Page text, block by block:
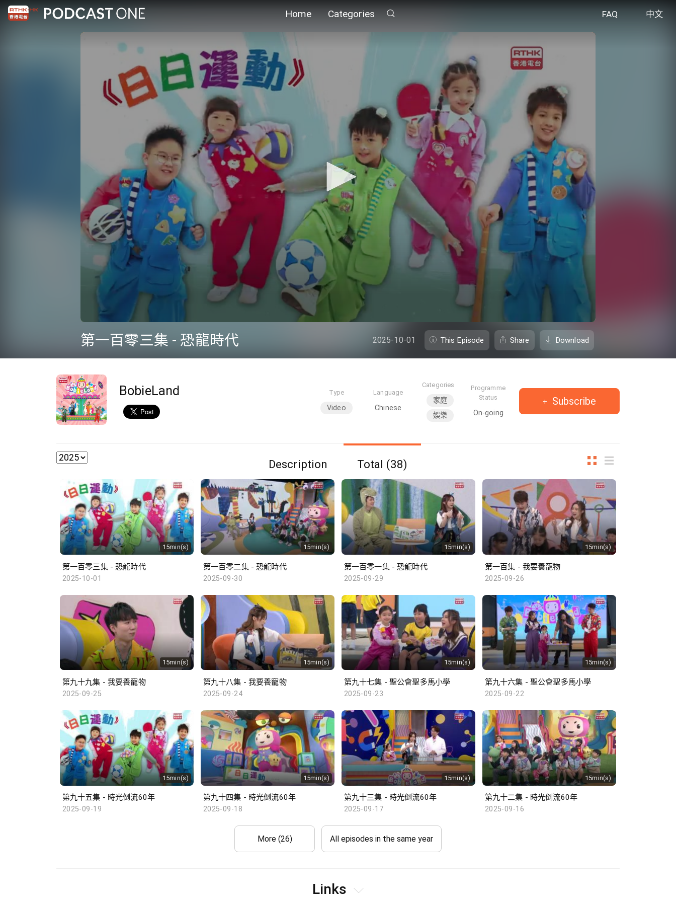
Home Categories FAQ 中文
seconds
of
15
minutes,
seconds
90%
第一百零三集 - 恐龍時代 2025-10-01 This Episode Share Download
BobieLand Type
Video
Language
Chinese
Categories
家庭
娛樂
Programme
Status
On-going
Subscribe
Description Total (38)
15min(s)
第一百零三集 - 恐龍時代
2025-10-01
15min(s)
第一百零二集 - 恐龍時代
2025-09-30
15min(s)
第一百零一集 - 恐龍時代
2025-09-29
15min(s)
第一百集 - 我要養寵物
2025-09-26
15min(s)
第九十九集 - 我要養寵物
2025-09-25
15min(s)
第九十八集 - 我要養寵物
2025-09-24
15min(s)
第九十七集 - 聖公會聖多馬小學
2025-09-23
15min(s)
第九十六集 - 聖公會聖多馬小學
2025-09-22
15min(s)
第九十五集 - 時光倒流60年
2025-09-19
15min(s)
第九十四集 - 時光倒流60年
2025-09-18
15min(s)
第九十三集 - 時光倒流60年
2025-09-17
15min(s)
第九十二集 - 時光倒流60年
2025-09-16
More (26) All episodes in the same year
Links